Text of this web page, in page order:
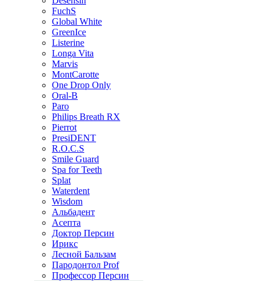
FuchS
Global White
GreenIce
Listerine
Longa Vita
Marvis
MontCarotte
One Drop Only
Oral-B
Paro
Philips Breath RX
Pierrot
PresiDENT
R.O.C.S
Smile Guard
Spa for Teeth
Splat
Waterdent
Wisdom
Альбадент
Асепта
Доктор Персин
Ирикс
Лесной Бальзам
Пародонтол Prof
Профессор Персин